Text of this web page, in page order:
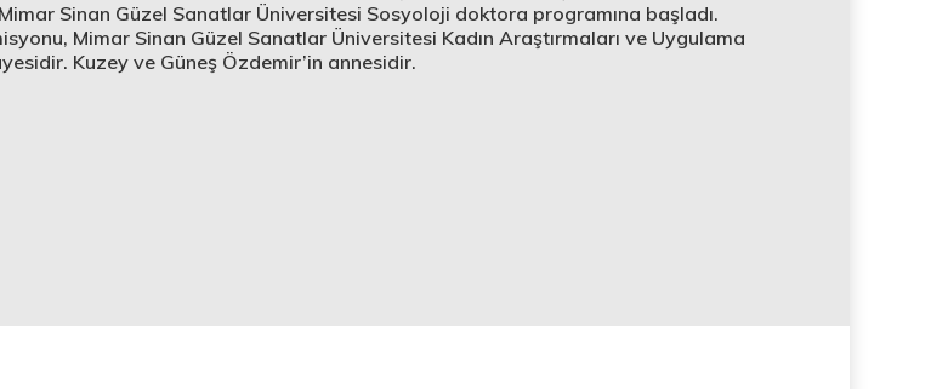
Sinan Güzel Sanatlar Üniversitesi Sosyoloji doktora programına başladı.
Mimar Sinan Güzel Sanatlar Üniversitesi Kadın Araştırmaları ve Uygulama
Kuzey ve Güneş Özdemir’in annesidir.